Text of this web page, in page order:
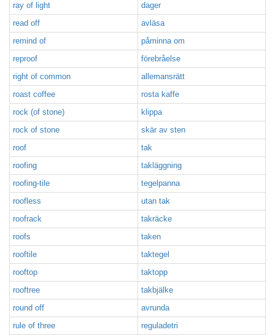
ray of light
dager
read off
avläsa
remind of
påminna om
reproof
förebråelse
right of common
allemansrätt
roast coffee
rosta kaffe
rock (of stone)
klippa
rock of stone
skär av sten
roof
tak
roofing
takläggning
roofing-tile
tegelpanna
roofless
utan tak
roofrack
takräcke
roofs
taken
rooftile
taktegel
rooftop
taktopp
rooftree
takbjälke
round off
avrunda
rule of three
reguladetri